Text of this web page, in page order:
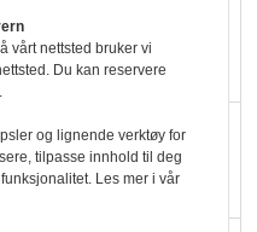
men fulle
mat i butikken
vårt nettsted bruker vi
Du kan reservere
og lignende verktøy for
tilpasse innhold til deg
Les mer i vår